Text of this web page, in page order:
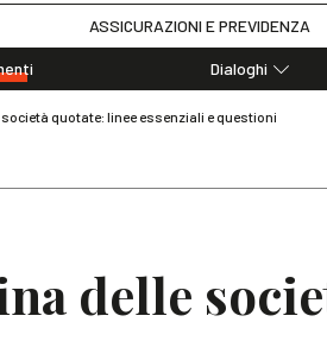
ASSICURAZIONI E PREVIDENZA
Dialoghi
quotate: linee essenziali e questioni
delle